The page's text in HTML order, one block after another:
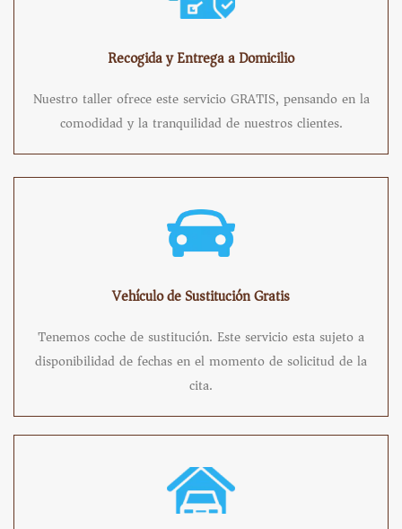
Recogida y Entrega a Domicilio
Nuestro taller ofrece este servicio GRATIS, pensando en la
comodidad y la tranquilidad de nuestros clientes.
Vehículo de Sustitución Gratis
Tenemos coche de sustitución. Este servicio esta sujeto a
disponibilidad de fechas en el momento de solicitud de la
cita.